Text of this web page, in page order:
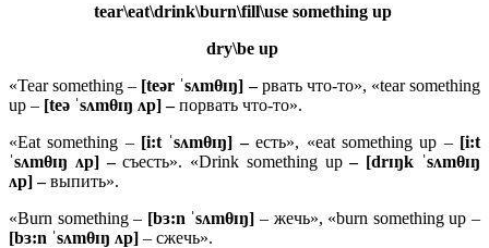
tear\eat\drink\burn\fill\use something up
dry\be up
«Tear something – [teər ˈsʌmθɪŋ] –рвать что-то», «tear something
up – [teə ˈsʌmθɪŋ ʌp] –порвать что-то».
«Eat something –[i:t ˈsʌmθɪŋ] –есть», «eat something up –[i:t
ˈsʌmθɪŋ ʌp] –съесть». «Drink something up– [drɪŋk ˈsʌmθɪŋ
ʌp] –выпить».
«Burn something – [bɜ:n ˈsʌmθɪŋ]– жечь», «burn something up –
[bɜ:n ˈsʌmθɪŋ ʌp] – сжечь».